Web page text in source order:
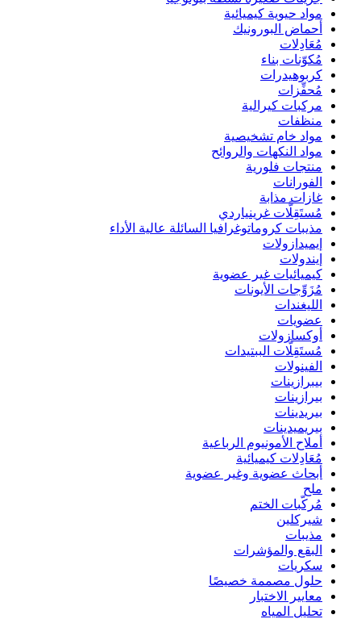
مواد حيوية كيميائية
أحماض البورونيك
مُعَادِلات
مُكوّنات بناء
كربوهيدرات
مُحفِّزات
مركبات كيرالية
منظفات
مواد خام تشخيصية
مواد النكهات والروائح
منتجات فلورية
الفورانات
غازات مذابة
مُستَقِلَّات غرينياردي
مذيبات كروماتوغرافيا السائلة عالية الأداء
إيميدازولات
إيندولات
كيميائيات غير عضوية
مُزَوِّجات الأيونات
الليغندات
عضويات
أوكسازولات
مُستَقِلَّات الببتيدات
الفينولات
بيبرازينات
بيرازينات
بيريدينات
بيريميدينات
أملاح الأمونيوم الرباعية
مُعَادِلات كيميائية
أبحاث عضوية وغير عضوية
ملح
مُركّبات الختم
شيركلين
مذيبات
البقع والمؤشرات
سكريات
حلول مصممة خصيصًا
معايير الاختبار
تحليل المياه